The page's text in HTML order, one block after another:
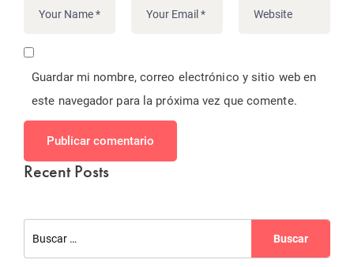
Guardar mi nombre, correo electrónico y sitio web en
este navegador para la próxima vez que comente.
Publicar comentario
Recent Posts